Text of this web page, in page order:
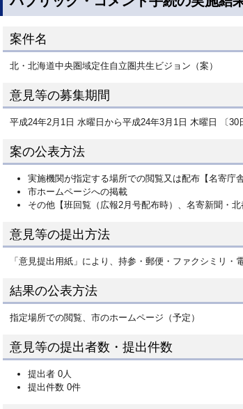
案件名
北・北海道中央圏域定住自立圏共生ビジョン（案）
意見等の募集期間
平成24年2月1日 水曜日から平成24年3月1日 木曜日 〔30
案の公表方法
実施機関が指定する場所での閲覧又は配布【名寄庁
市ホームページへの掲載
その他【班回覧（広報2月号配布時）、名寄新聞・
意見等の提出方法
「意見提出用紙」により、持参・郵便・ファクシミリ・
結果の公表方法
指定場所での閲覧、市のホームページ（予定）
意見等の提出者数・提出件数
提出者 0人
提出件数 0件